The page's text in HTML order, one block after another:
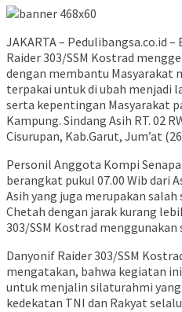
JAKARTA – Pedulibangsa.co.id
Raider 303/SSM Kostrad
dengan membantu Masyarakat
terpakai untuk di ubah menjadi
serta kepentingan Masyarakat
Kampung. Sindang Asih RT. 02
Cisurupan, Kab.Garut, Jum’at
Personil Anggota Kompi
berangkat pukul 07.00 Wib dari
Asih yang juga merupakan
Chetah dengan jarak kurang
303/SSM Kostrad menggunakan
Danyonif Raider 303/SSM
mengatakan, bahwa kegiatan
untuk menjalin silaturahmi
kedekatan TNI dan Rakyat